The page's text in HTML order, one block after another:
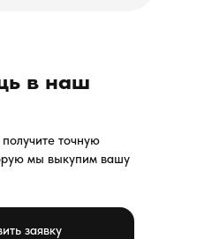
в наш
точную
мы выкупим вашу
заявку